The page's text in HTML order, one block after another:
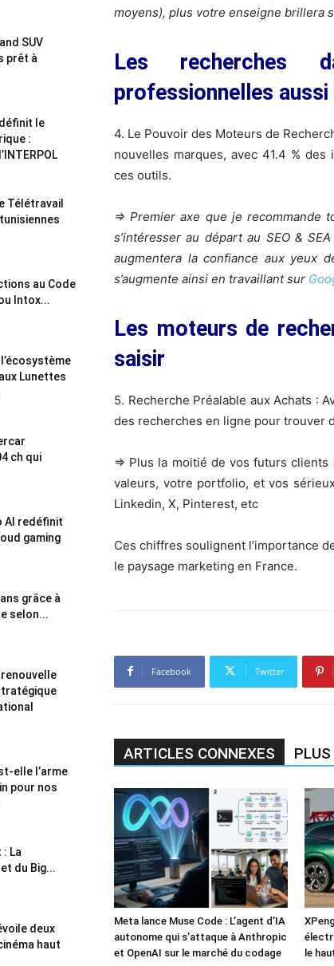
moyens), plus votre enseigne brillera
Les recherches
professionnelles aussi
4. Le Pouvoir des Moteurs de
nouvelles marques, avec 41.4 %
ces outils.
=> Premier axe que je
s’intéresser au départ au SEO &
augmentera la confiance aux yeux
s’augmente ainsi en travaillant sur
Les moteurs de
saisir
5. Recherche Préalable aux Achats :
des recherches en ligne pour trouver
=> Plus la moitié de vos futurs
valeurs, votre portfolio, et vos
Linkedin, X, Pinterest, etc
Ces chiffres soulignent l’importance
le paysage marketing en France.
Facebook Twitter
ARTICLES CONNEXES
Meta lance Muse Code : L’agent d’IA
autonome qui s’attaque à Anthropic
et OpenAI sur le marché du codage
le
SUV
prêt à
le
:
Télétravail
au Code
Intox...
Lunettes
ch qui
AI redéfinit
gaming
grâce à
selon...
elle l’arme
pour nos
La
du Big...
deux
haut